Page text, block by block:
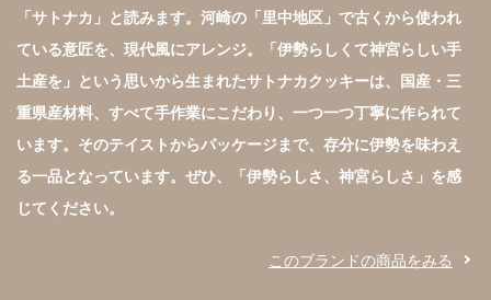
「サトナカ」と読みます。河崎の「里中地区」で古くから使われ
ている意匠を、現代風にアレンジ。「伊勢らしくて神宮らしい手
土産を」という思いから生まれたサトナカクッキーは、国産・三
重県産材料、すべて手作業にこだわり、一つ一つ丁寧に作られて
います。そのテイストからパッケージまで、存分に伊勢を味わえ
る一品となっています。ぜひ、「伊勢らしさ、神宮らしさ」を感
じてください。
このブランドの商品をみる